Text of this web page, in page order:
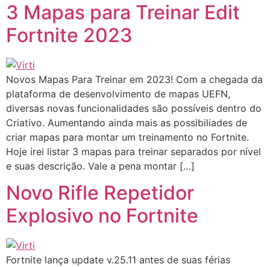
3 Mapas para Treinar Edit
Fortnite 2023
Novos Mapas Para Treinar em 2023! Com a chegada da
plataforma de desenvolvimento de mapas UEFN,
diversas novas funcionalidades são possíveis dentro do
Criativo. Aumentando ainda mais as possibiliades de
criar mapas para montar um treinamento no Fortnite.
Hoje irei listar 3 mapas para treinar separados por nível
e suas descrição. Vale a pena montar […]
Novo Rifle Repetidor
Explosivo no Fortnite
Fortnite lança update v.25.11 antes de suas férias